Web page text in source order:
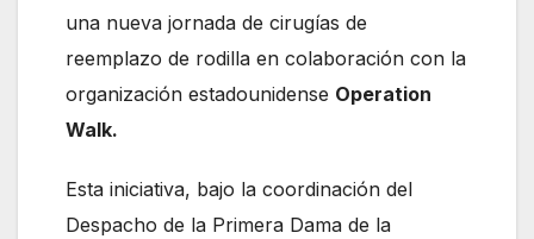
una nueva jornada de cirugías de
reemplazo de rodilla en colaboración con la
organización estadounidense Operation
Walk.
Esta iniciativa, bajo la coordinación del
Despacho de la Primera Dama de la